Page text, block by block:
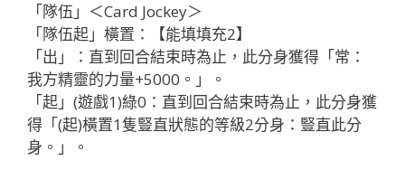
ｒ
ｄ
Ｖ
ｅ
ｒ
ｓ
ｅ
「隊伍」＜Card Jockey＞
「隊伍起」橫置：【能填填充2】
「出」：直到回合結束時為止，此分身獲得「常：
我方精靈的力量+5000。」。
「起」(遊戲1)綠0：直到回合結束時為止，此分身獲
得「(起)橫置1隻豎直狀態的等級2分身：豎直此分
身。」。